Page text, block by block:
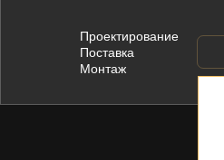
Проектирование
Поставка
Монтаж